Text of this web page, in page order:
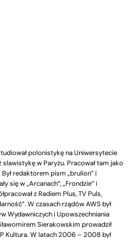
polonistykę na Uniwersytecie
w Paryżu. Pracował tam jako
redaktorem pism „brulion” i
się w „Arcanach”, „Frondzie” i
z Radiem Plus, TV Puls,
W czasach rządów AWS był
Wydawniczych i Upowszechniania
Sierakowskim prowadził
Kultura. W latach 2006 – 2008 był